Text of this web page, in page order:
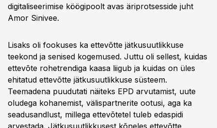
digitaliseerimise köögipoolt avas äriprotsesside juht
Amor Sinivee.
Lisaks oli fookuses ka ettevõtte jätkusuutlikkuse
teekond ja senised kogemused. Juttu oli sellest, kuidas
ettevõte rohetrendiga kaasa liigub ja kuidas on üles
ehitatud ettevõtte jätkusuutlikkuse süsteem.
Teemadena puudutati näiteks EPD arvutamist, uute
oludega kohanemist, välispartnerite ootusi, aga ka
seadusandlust, millega ettevõtetel tuleb edaspidi
arvestada. Jätkusuutlikkusest kõneles ettevõtte